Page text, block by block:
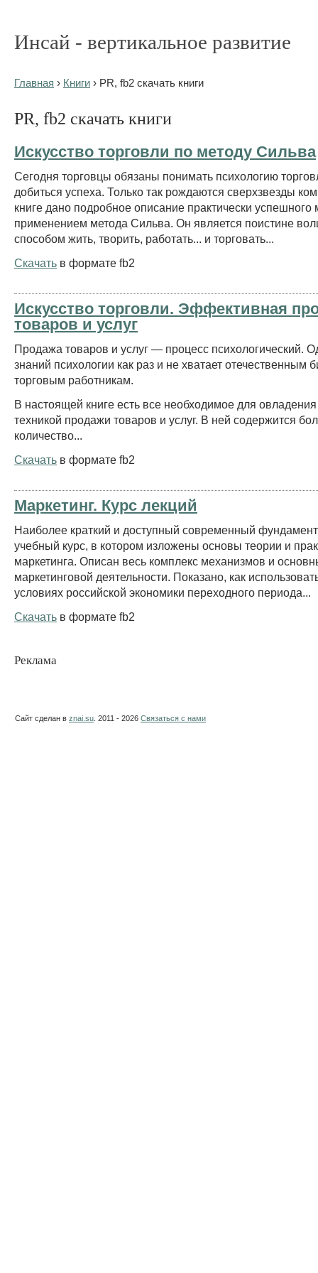
Инсай - вертикальное развитие
Главная › Книги › PR, fb2 скачать книги
PR, fb2 скачать книги
Искусство торговли по методу Сильва
Сегодня торговцы обязаны понимать психологию
добиться успеха. Только так рождаются сверхзвезды
книге дано подробное описание практически успешного
применением метода Сильва. Он является поистине
способом жить, творить, работать... и торговать...
Скачать в формате fb2
Искусство торговли. Эффективная
товаров и услуг
Продажа товаров и услуг — процесс психологический.
знаний психологии как раз и не хватает отечественным
торговым работникам.
В настоящей книге есть все необходимое для
техникой продажи товаров и услуг. В ней содержится
количество...
Скачать в формате fb2
Маркетинг. Курс лекций
Наиболее краткий и доступный современный
учебный курс, в котором изложены основы теории и
маркетинга. Описан весь комплекс механизмов и
маркетинговой деятельности. Показано, как
условиях российской экономики переходного периода...
Скачать в формате fb2
Реклама
Сайт сделан в znai.su . 2011 - 2026 Связаться с нами